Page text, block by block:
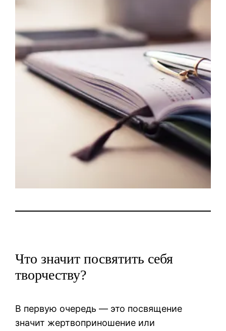
Что значит посвятить себя
творчеству?
В первую очередь — это посвящение
значит жертвоприношение или